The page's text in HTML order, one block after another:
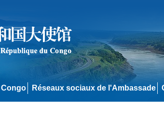
Réseaux sociaux de l'Ambassade